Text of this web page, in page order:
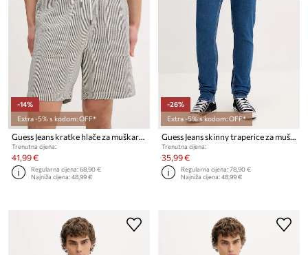
-14%
Extra -5% s kodom: OFF*
Trenutna cijena:
41,99 €
Regularna cijena:68,90 €
Najniža cijena:48,99 €
-26%
Extra -5% s kodom: OFF*
Trenutna cijena:
35,99 €
Regularna cijena:78,90 €
Najniža cijena:48,99 €